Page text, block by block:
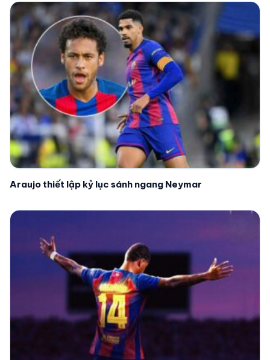
Araujo thiết lập kỷ lục sánh ngang Neymar